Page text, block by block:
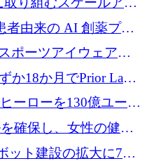
者由来の AI 創薬プラ
ために 300 万ユーロ
ポーツアイウェアの
ロを調達
か18か月でPrior Labs
で買収
ーローを130億ユーロ
またがるプラットフ
確保し、女性の健康
ボを開設
ット建設の拡大に740